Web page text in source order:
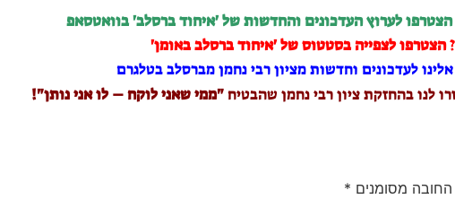
הצטרפו לערוץ העדכונים והחדשות של 'איחוד ברסלב' בוואטסאפ
הצטרפו לצפייה בסטטוס של 'איחוד ברסלב באומן'
לעדכונים וחדשות מציון רבי נחמן מברסלב בטלגרם
לנו בהחזקת ציון רבי נחמן שהבטיח"ממי שאני לוקח – לו אני נותן"!
מסומנים *